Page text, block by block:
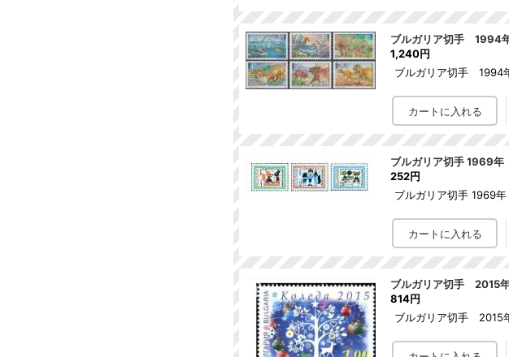
ブルガリア切手
1,240円
ブルガリア切手
ブルガリア切手 1969
252円
ブルガリア切手 1969
ブルガリア切手 2015
814円
ブルガリア切手